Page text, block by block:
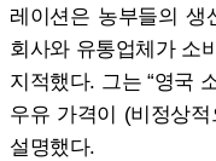
레이션은 농부들의 생
회사와 유통업체가 소
지적했다. 그는 “영국
우유 가격이 (비정상
설명했다.